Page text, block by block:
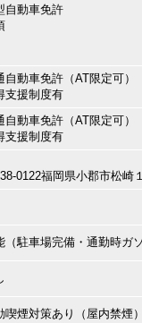
自動車免許
自動車免許（AT限定可）
支援制度有
自動車免許（AT限定可）
支援制度有
0122福岡県小郡市松崎
（駐車場完備・通勤時ガ
喫煙対策あり（屋内禁煙）